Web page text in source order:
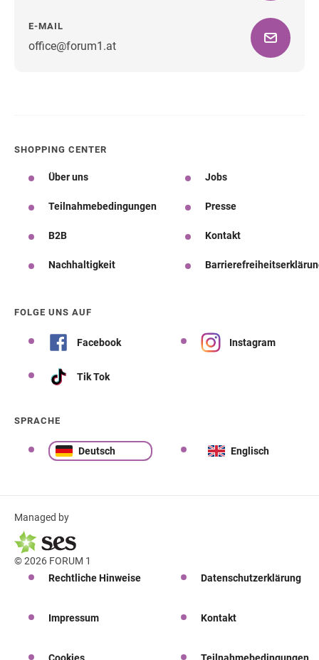
E-MAIL
office@forum1.at
SHOPPING CENTER
Über uns Jobs
Teilnahmebedingungen Presse
B2B Kontakt
Nachhaltigkeit
FOLGE UNS AUF
Facebook Instagram
Tik Tok
SPRACHE
Deutsch Englisch
Managed by
© 2026 FORUM 1
Rechtliche Hinweise
Datenschutzerklärung
Impressum Kontakt
Cookies Teilnahmebedingungen